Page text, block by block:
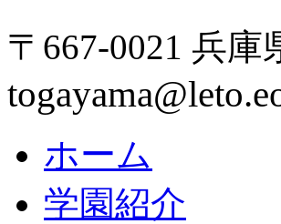
〒667-0021 兵
ホーム
学園紹介